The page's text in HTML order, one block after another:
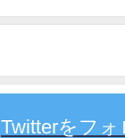
Twitterをフォ